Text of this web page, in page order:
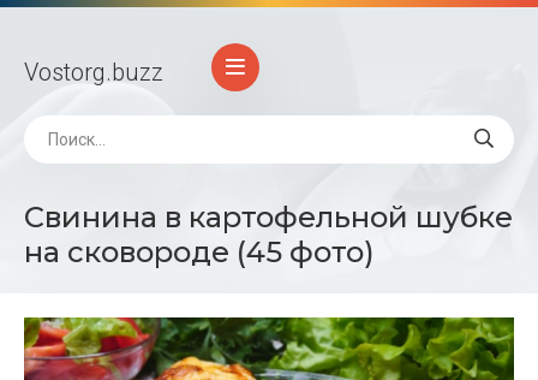
Vostorg.buzz
Свинина в картофельной шубке
на сковороде (45 фото)